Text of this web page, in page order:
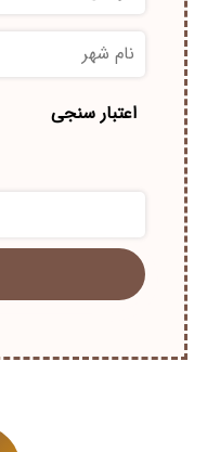
نام
شهر
*
اعتبار سنجی